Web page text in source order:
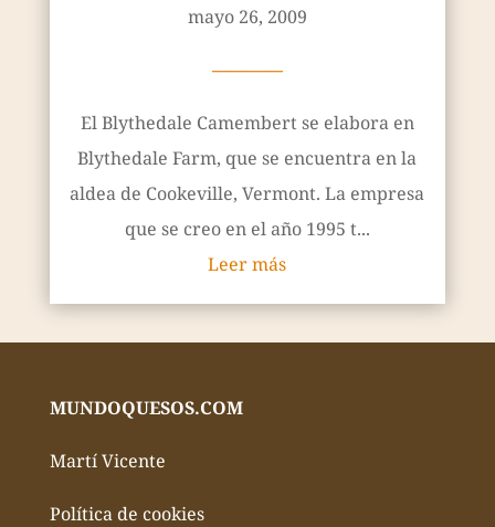
mayo 26, 2009
————
El Blythedale Camembert se elabora en
Blythedale Farm, que se encuentra en la
aldea de Cookeville, Vermont. La empresa
que se creo en el año 1995 t...
Leer más
MUNDOQUESOS.COM
Martí Vicente
Política de cookies